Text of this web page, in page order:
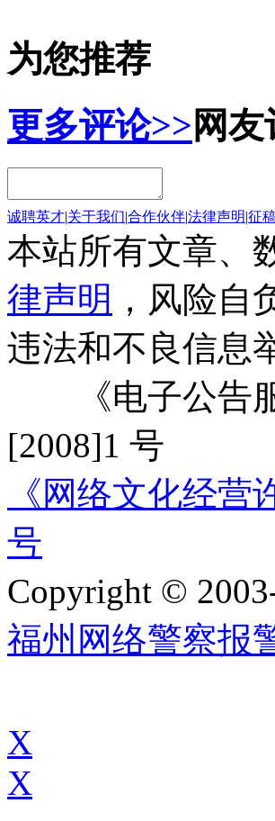
为您推荐
更多评论>> 网
诚聘英才|关于我们|合作伙伴|法律声明|征
本站所有文章、
律声明 ，风险自
违法和不良信息
《电子公告服
[2008]1 号
《网络文化经
号
Copyright ©
福州网络警察报
X
X